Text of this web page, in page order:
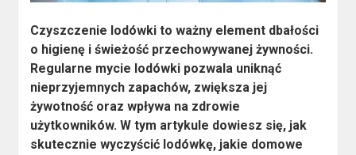
Czyszczenie lodówki to ważny element dbałości
o higienę i świeżość przechowywanej żywności.
Regularne mycie lodówki pozwala uniknąć
nieprzyjemnych zapachów, zwiększa jej
żywotność oraz wpływa na zdrowie
użytkowników. W tym artykule dowiesz się, jak
skutecznie wyczyścić lodówkę, jakie domowe